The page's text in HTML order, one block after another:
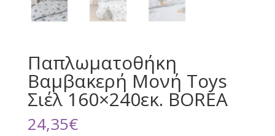
Παπλωματοθήκη
Βαμβακερή Μονή Toys
Σιέλ 160×240εκ. BOREA
24,35€